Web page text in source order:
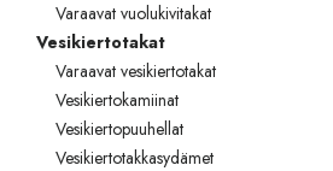
Varaavat vuolukivitakat
Vesikiertotakat
Varaavat vesikiertotakat
Vesikiertokamiinat
Vesikiertopuuhellat
Vesikiertotakkasydämet